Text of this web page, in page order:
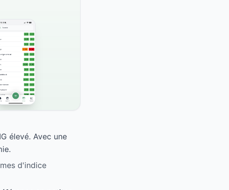
élevé. Avec une
d'indice